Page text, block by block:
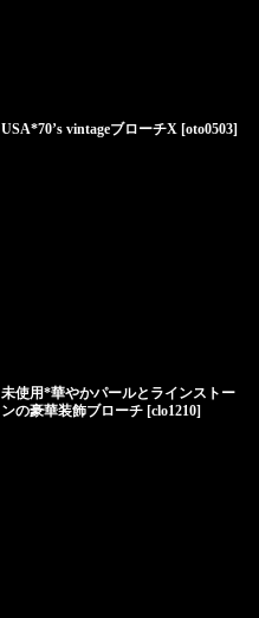
USA*70’s vintageブローチX [oto0503]
未使用*華やかパールとラインストー
ンの豪華装飾ブローチ [clo1210]